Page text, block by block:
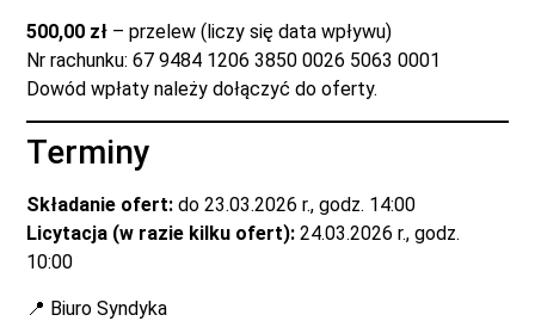
500,00 zł – przelew (liczy się data wpływu)
Nr rachunku: 67 9484 1206 3850 0026 5063 0001
Dowód wpłaty należy dołączyć do oferty.
Terminy
Składanie ofert: do 23.03.2026 r., godz. 14:00
Licytacja (w razie kilku ofert): 24.03.2026 r., godz.
10:00
📍 Biuro Syndyka